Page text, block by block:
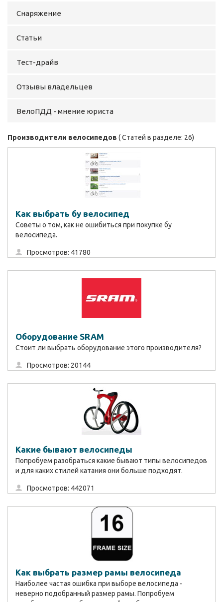
Снаряжение
Статьи
Тест-драйв
Отзывы владельцев
ВелоПДД - мнение юриста
Производители велосипедов ( Статей в разделе: 26)
Как выбрать бу велосипед
Советы о том, как не ошибиться при покупке бу
велосипеда.
Просмотров: 41780
Оборудование SRAM
Стоит ли выбрать оборудование этого производителя?
Просмотров: 20144
Какие бывают велосипеды
Попробуем разобраться какие бывают типы велосипедов
и для каких стилей катания они больше подходят.
Просмотров: 442071
Как выбрать размер рамы велосипеда
Наиболее частая ошибка при выборе велосипеда -
неверно подобранный размер рамы. Попробуем